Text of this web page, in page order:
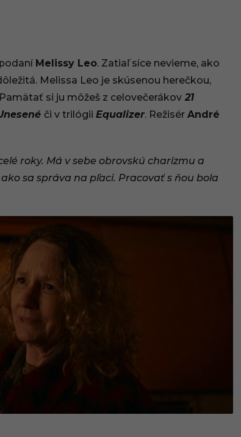
Melissy Leo. Zatiaľ síce nevieme, ako
Melissa Leo je skúsenou herečkou,
si ju môžeš z celovečerákov 21
či v trilógii Equalizer. Režisér André
roky. Má v sebe obrovskú charizmu a
sa správa na pľaci. Pracovať s ňou bola